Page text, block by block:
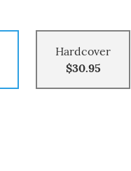
Hardcover
$30.95